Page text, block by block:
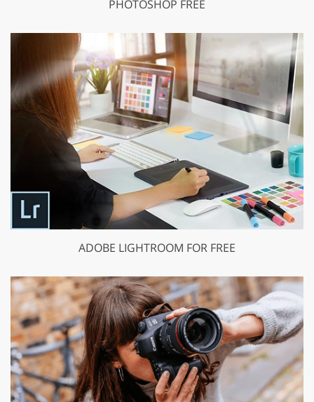
PHOTOSHOP FREE
ADOBE LIGHTROOM FOR FREE